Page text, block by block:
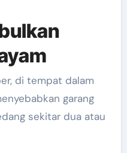
di tempat dalam
garang
sekitar dua atau